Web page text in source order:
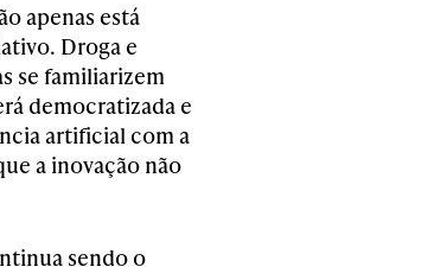
apenas está
Droga e
se familiarizem
democratizada e
artificial com a
a inovação não
sendo o